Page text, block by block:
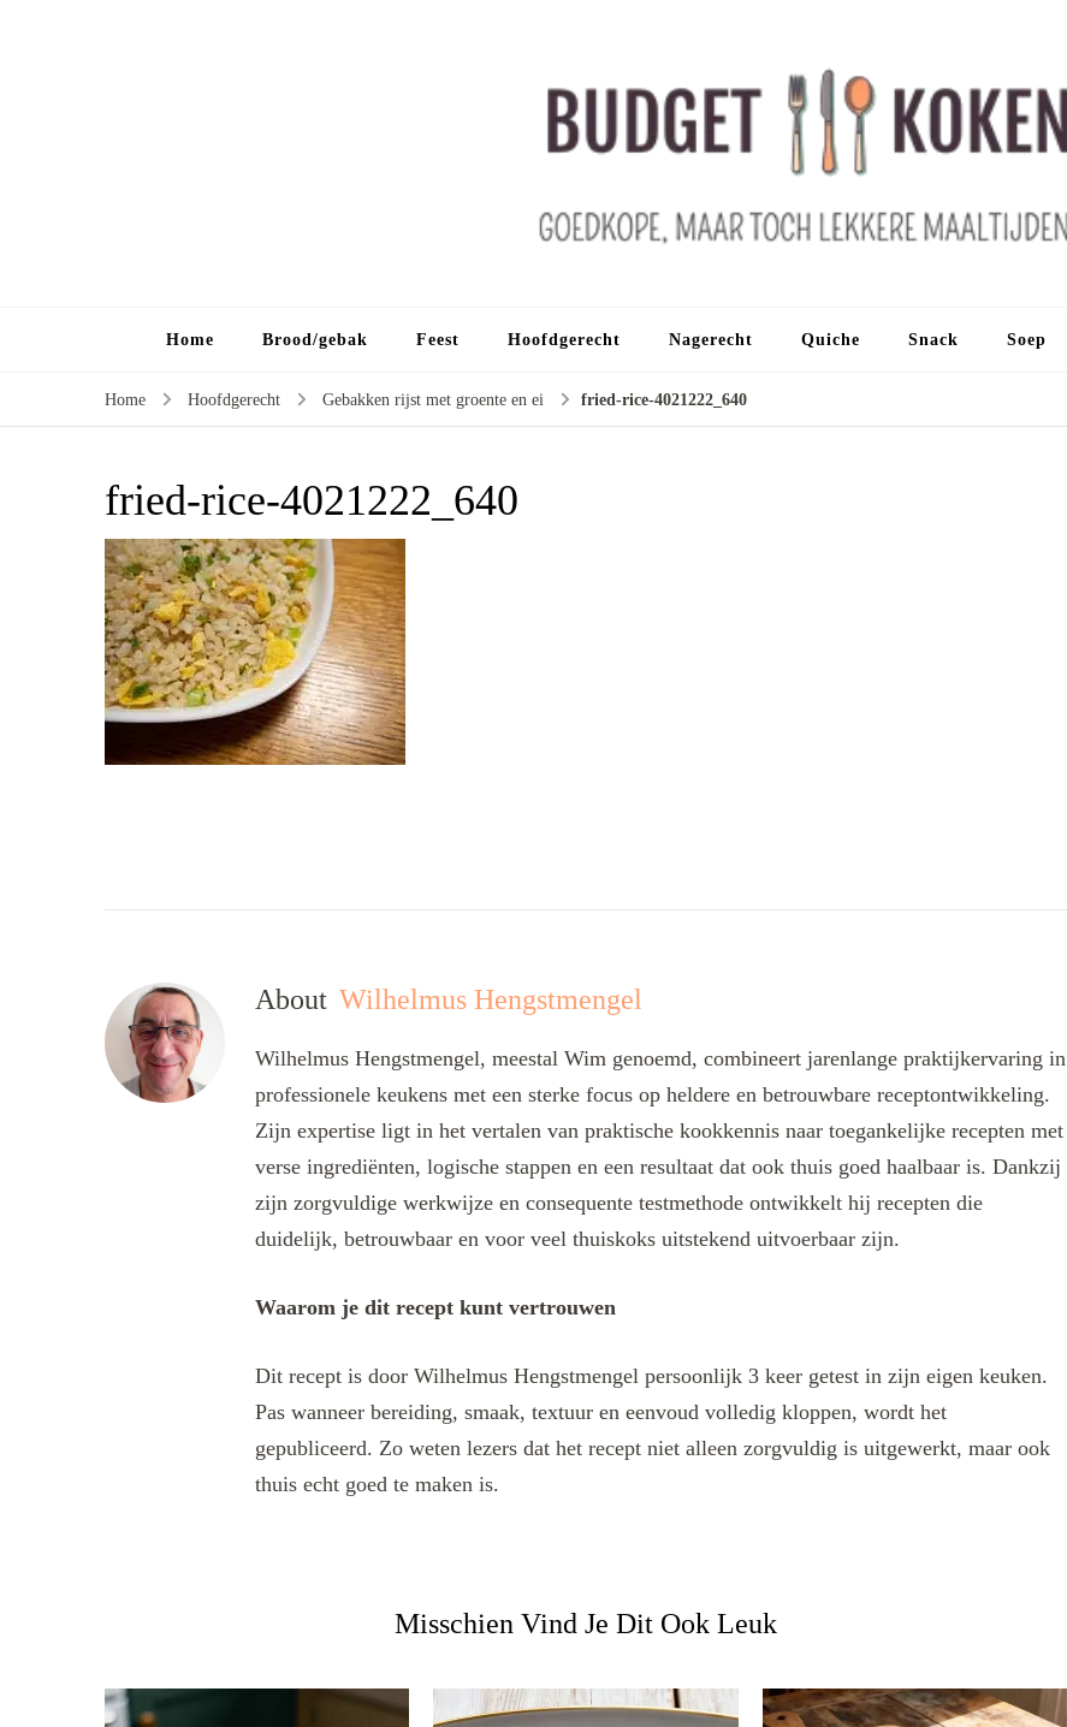
Home Brood/gebak Feest Hoofdgerecht Nagerecht Quiche Snack Soep
Home Hoofdgerecht Gebakken rijst met groente en ei fried-rice-4021222_640
fried-rice-4021222_640
About Wilhelmus Hengstmengel
Wilhelmus Hengstmengel, meestal Wim genoemd, combineert jarenlange praktijkervaring in
professionele keukens met een sterke focus op heldere en betrouwbare receptontwikkeling.
Zijn expertise ligt in het vertalen van praktische kookkennis naar toegankelijke recepten met
verse ingrediënten, logische stappen en een resultaat dat ook thuis goed haalbaar is. Dankzij
zijn zorgvuldige werkwijze en consequente testmethode ontwikkelt hij recepten die
duidelijk, betrouwbaar en voor veel thuiskoks uitstekend uitvoerbaar zijn.
Waarom je dit recept kunt vertrouwen
Dit recept is door Wilhelmus Hengstmengel persoonlijk 3 keer getest in zijn eigen keuken.
Pas wanneer bereiding, smaak, textuur en eenvoud volledig kloppen, wordt het
gepubliceerd. Zo weten lezers dat het recept niet alleen zorgvuldig is uitgewerkt, maar ook
thuis echt goed te maken is.
Misschien Vind Je Dit Ook Leuk